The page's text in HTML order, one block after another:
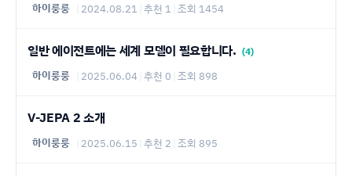
하이룽룽 2024.08.21 추천 1 조회 1454
일반 에이전트에는 세계 모델이 필요합니다. (4)
하이룽룽 2025.06.04 추천 0 조회 898
V-JEPA 2 소개
하이룽룽 2025.06.15 추천 2 조회 895